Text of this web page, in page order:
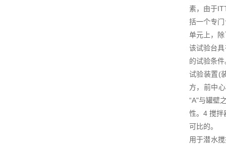
素，由于
括一个专
单元上，
该试验台
的试验条
试验装置(
方，前中
“A"与罐壁
性。4 搅拌
可比的。
用于潜水